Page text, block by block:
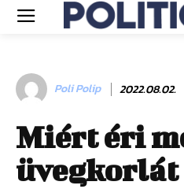
Poli Polip 2022.08.02.
Miért éri
üvegkorlát